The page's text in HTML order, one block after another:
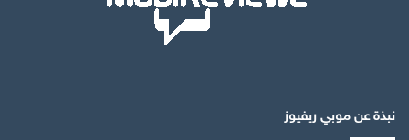
نبذة عن موبي ريفيوز